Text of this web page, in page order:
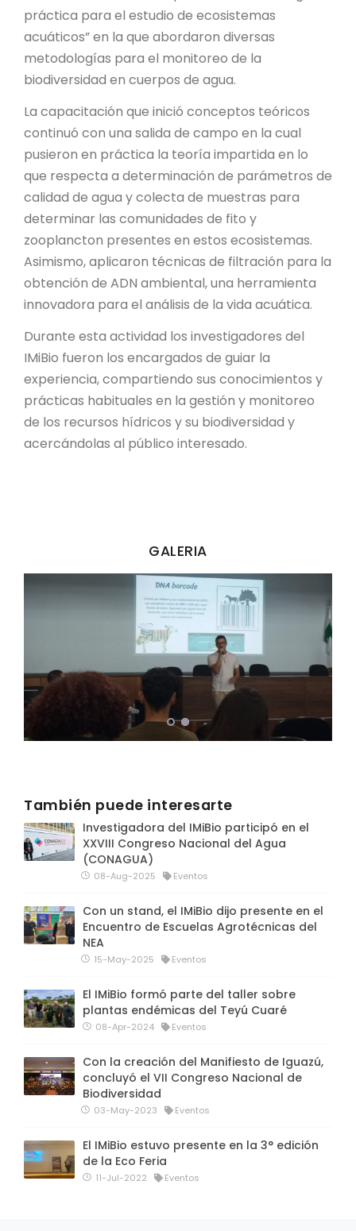
práctica para el estudio de ecosistemas
acuáticos” en la que abordaron diversas
metodologías para el monitoreo de la
biodiversidad en cuerpos de agua.
La capacitación que inició conceptos teóricos
continuó con una salida de campo en la cual
pusieron en práctica la teoría impartida en lo
que respecta a determinación de parámetros de
calidad de agua y colecta de muestras para
determinar las comunidades de fito y
zooplancton presentes en estos ecosistemas.
Asimismo, aplicaron técnicas de filtración para la
obtención de ADN ambiental, una herramienta
innovadora para el análisis de la vida acuática.
Durante esta actividad los investigadores del
IMiBio fueron los encargados de guiar la
experiencia, compartiendo sus conocimientos y
prácticas habituales en la gestión y monitoreo
de los recursos hídricos y su biodiversidad y
acercándolas al público interesado.
GALERIA
También puede interesarte
Investigadora del IMiBio participó en el
XXVIII Congreso Nacional del Agua
(CONAGUA)
08-Aug-2025 Eventos
Con un stand, el IMiBio dijo presente en el
Encuentro de Escuelas Agrotécnicas del
NEA
15-May-2025 Eventos
El IMiBio formó parte del taller sobre
plantas endémicas del Teyú Cuaré
08-Apr-2024 Eventos
Con la creación del Manifiesto de Iguazú,
concluyó el VII Congreso Nacional de
Biodiversidad
03-May-2023 Eventos
El IMiBio estuvo presente en la 3° edición
de la Eco Feria
11-Jul-2022 Eventos